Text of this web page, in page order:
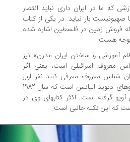
در ایران داری نباید انتظار
بار نیاید. در یکی از کتاب
زمین در فلسطین اشاره شده
و ساختن ایران مدرن» نیز
اسرائیلی است، یعنی اگر
معروف معرفی کنند نفر اول
مناشری است. وی یکی از نیروهای دیوید الیانس است که سال 1982
است. اکثر کتابهای وی در
نکته جالبی است.